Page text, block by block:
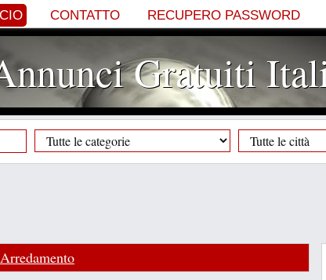
CONTATTO RECUPERO PASSWORD
Gratuiti